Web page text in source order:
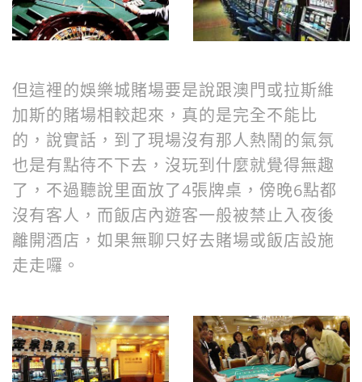
但這裡的娛樂城賭場要是說跟澳門或拉斯維
加斯的賭場相較起來，真的是完全不能比
的，說實話，到了現場沒有那人熱鬧的氣氛
也是有點待不下去，沒玩到什麼就覺得無趣
了，不過聽說里面放了4張牌桌，傍晚6點都
沒有客人 ，而飯店內遊客一般被禁止入夜後
離開酒店，如果無聊只好去賭場或飯店設施
走走囉 。